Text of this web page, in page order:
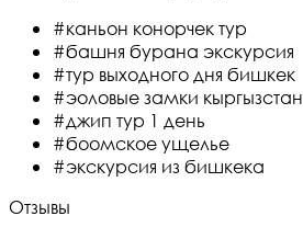
#каньон конорчек тур
#башня бурана экскурсия
#тур выходного дня бишкек
#эоловые замки кыргызстан
#джип тур 1 день
#боомское ущелье
#экскурсия из бишкека
Отзывы